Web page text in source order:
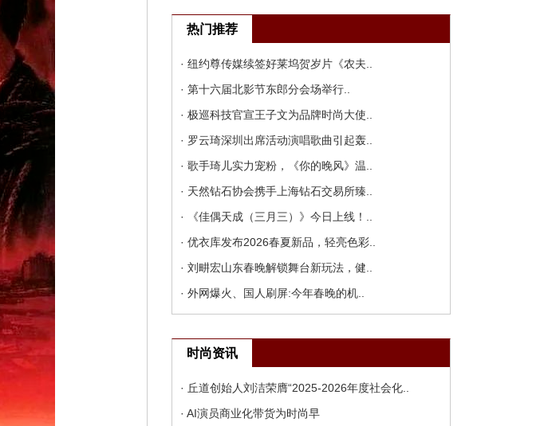
热门推荐
· 纽约尊传媒续签好莱坞贺岁片《农夫..
· 第十六届北影节东郎分会场举行..
· 极巡科技官宣王子文为品牌时尚大使..
· 罗云琦深圳出席活动演唱歌曲引起轰..
· 歌手琦儿实力宠粉，《你的晚风》温..
· 天然钻石协会携手上海钻石交易所臻..
· 《佳偶天成（三月三）》今日上线！..
· 优衣库发布2026春夏新品，轻亮色彩..
· 刘畊宏山东春晚解锁舞台新玩法，健..
· 外网爆火、国人刷屏:今年春晚的机..
时尚资讯
· 丘道创始人刘洁荣膺“2025-2026年度社会化..
· AI演员商业化带货为时尚早